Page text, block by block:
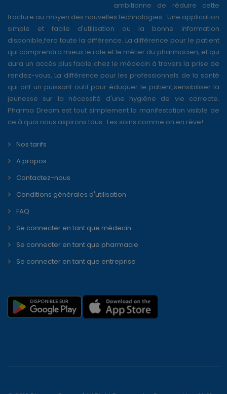
ambitionne de réduire cette
fracture au moyen des nouvelles technologies : Une application
simple et facile d'utilisation ou la bonne information
disponible,fera toute la différence. La différence pour le patient
qui comprendra mieux le role et le métier du pharmacien, et qui
aura un accès plus facile chez le médecin à travers la prise de
rendez-vous, La différence pour les professionnels de la santé
qui ont un puissant outil pour éduquer le patient,sensibiliser la
jeunesse sur la nécessité d'une hygiène de vie correcte.
Pharma Dream est tout simplement la manifestation visible de
ce à quoi nous aspirons tous...Les soins comme on en rêve!
Nos tarifs
A propos
Contactez-nous
Conditions générales d'utilisation
FAQ
Se connecter en tant que médecin
Se connecter en tant que pharmacie
Se connecter en tant que entreprise